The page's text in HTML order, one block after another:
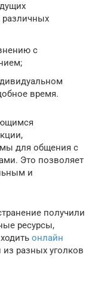
различных
с
время.
для общения с
Это позволяет
и
получили
ресурсы,
онлайн
разных уголков